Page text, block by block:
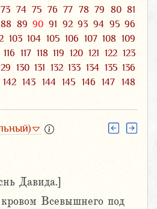
73 74 75 76 77 78 79 80 81
88 89 90 91 92 93 94 95 96
103 104 105 106 107 108 109
116 117 118 119 120 121 122 123
130 131 132 133 134 135 136
142 143 144 145 146 147
148
Давида.]
Всевышнего под